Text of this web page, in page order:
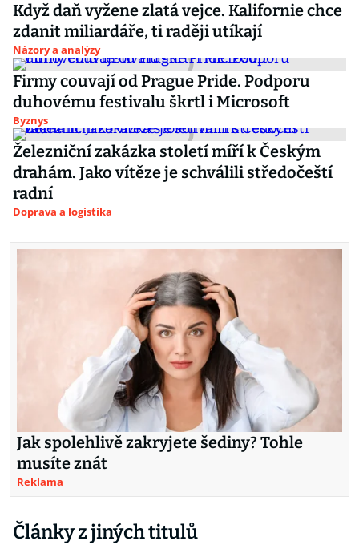
Když daň vyžene zlatá vejce. Kalifornie chce
zdanit miliardáře, ti raději utíkají
Názory a analýzy
Firmy couvají od Prague Pride. Podporu
duhovému festivalu škrtl i Microsoft
Byznys
Železniční zakázka století míří k Českým
drahám. Jako vítěze je schválili středočeští
radní
Doprava a logistika
Jak spolehlivě zakryjete šediny? Tohle
musíte znát
Reklama
Články z jiných titulů